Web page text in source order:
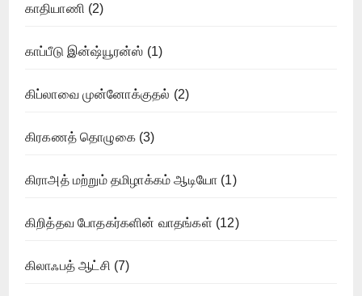
காதியாணி (2)
காப்பீடு இன்ஷ்யூரன்ஸ் (1)
கிப்லாவை முன்னோக்குதல் (2)
கிரகணத் தொழுகை(3)
கிராஅத் மற்றும் தமிழாக்கம் ஆடியோ (1)
கிறித்தவ போதகர்களின் வாதங்கள் (12)
கிலாஃபத் ஆட்சி (7)